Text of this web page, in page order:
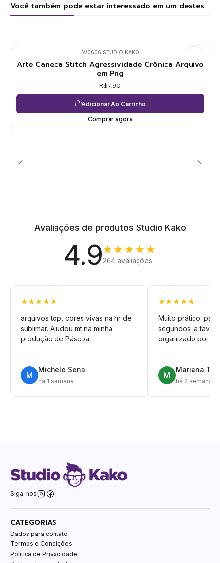
Você também pode estar interessado em um destes
AV0606 STUDIO KAKO
Arte Caneca Stitch Agressividade Crônica Arquivo
em Png
R$7,90
Adicionar Ao Carrinho
Comprar agora
Avaliações de produtos Studio Kako
4.9★★★★★
264 avaliações
★★★★★
arquivos top, cores vivas na hr de
sublimar. Ajudou mt na minha
produção de Páscoa.
M
Michele Sena
há 1 semana
★★★★★
Muito prático.
segundos ja tava
organizado por
M
Mariana T.
há 2 semanas
Siga-nos
CATEGORIAS
Dados para contato
Termos e Condições
Política de Privacidade